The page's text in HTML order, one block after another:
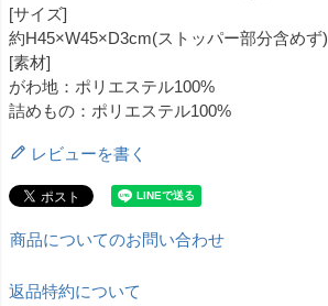
[サイズ]
約H45×W45×D3cm(ストッパー部分含めず)
[素材]
がわ地：ポリエステル100%
詰めもの：ポリエステル100%
レビューを書く
商品についてのお問い合わせ
返品特約について